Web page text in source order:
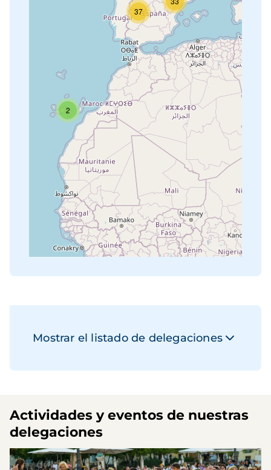
2
37
Mostrar el listado de delegaciones
Actividades y eventos de nuestras
delegaciones